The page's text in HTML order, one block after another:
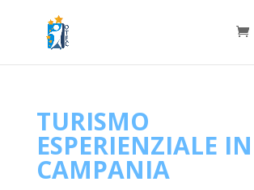
TURISMO
ESPERIENZIALE IN
CAMPANIA